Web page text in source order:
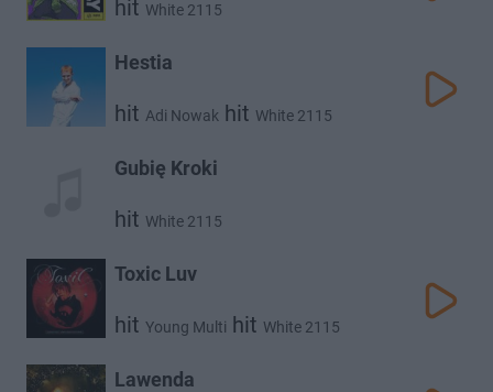
hit White 2115
Hestia
hit Adi Nowak hit White 2115
Gubię Kroki
hit White 2115
Toxic Luv
hit Young Multi hit White 2115
Lawenda